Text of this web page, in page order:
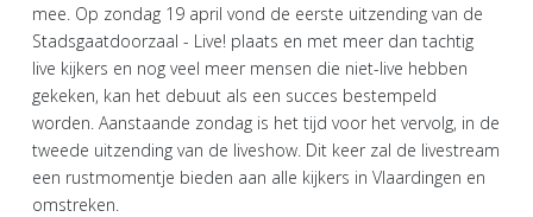
mee. Op zondag 19 april vond de eerste uitzending van de
Stadsgaatdoorzaal - Live! plaats en met meer dan tachtig
live kijkers en nog veel meer mensen die niet-live hebben
gekeken, kan het debuut als een succes bestempeld
worden. Aanstaande zondag is het tijd voor het vervolg, in de
tweede uitzending van de liveshow. Dit keer zal de livestream
een rustmomentje bieden aan alle kijkers in Vlaardingen en
omstreken.